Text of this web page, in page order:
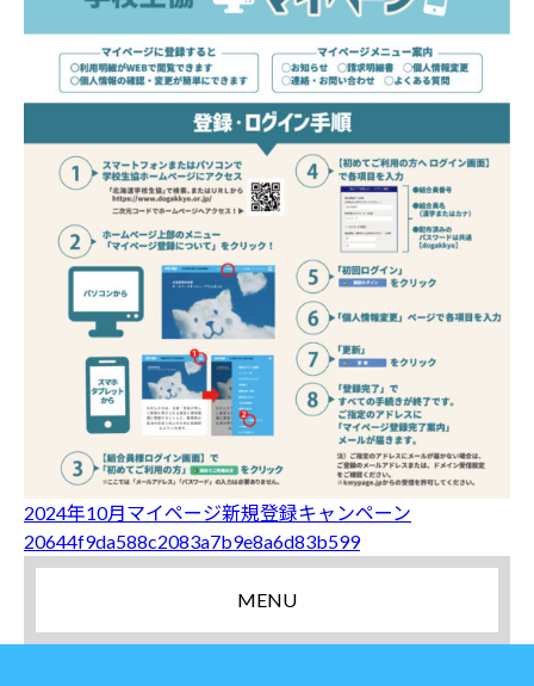
2024年10月マイページ新規登録キャンペーン
20644f9da588c2083a7b9e8a6d83b599
MENU